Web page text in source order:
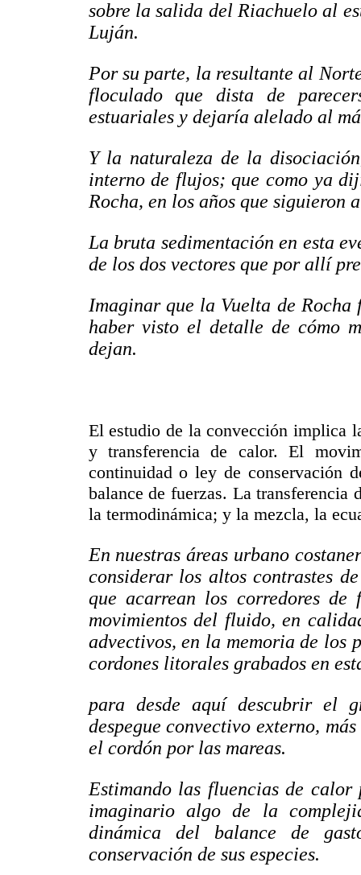
sobre la salida del Riachuelo al
Luján.
Por su parte, la resultante al
floculado que dista de
estuariales y dejaría alelado al
Y la naturaleza de la
interno de flujos; que como ya
Rocha, en los años que siguieron
La bruta sedimentación en esta
de los dos vectores que por allí
Imaginar que la Vuelta de
haber visto el detalle de cómo
dejan.
El estudio de la convección implica
y transferencia de calor. El
continuidad o ley de conservación
balance de fuerzas. La
la termodinámica; y la mezcla, la
En nuestras áreas urbano
considerar los altos contrastes
que acarrean los corredores
movimientos del fluido, en
advectivos, en la memoria de los
cordones litorales grabados en
para desde aquí descubrir el
despegue convectivo externo,
el cordón por las mareas.
Estimando las fluencias de
imaginario algo de la
dinámica del balance de
conservación de sus especies.